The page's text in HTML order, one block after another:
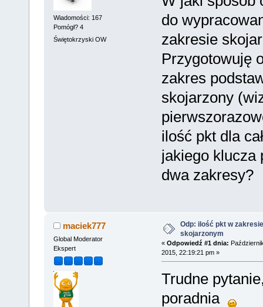
Wiadomości: 167
Pomógł? 4
Świętokrzyski OW
do
zakresie
Przygotowuję
zakres
skojarzony
ilość pkt dla
jakiego klucza
dwa zakresy?
maciek777
Global Moderator
Ekspert
Odp: ilość pkt w zakresie
skojarzonym
« Odpowiedź #1 dnia:
2015, 22:19:21 pm »
Trudne
poradnia